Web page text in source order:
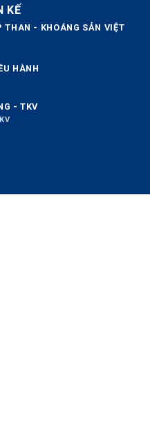
KẾ
THAN - KHOÁNG SẢN VIỆT
HÀNH
- TKV